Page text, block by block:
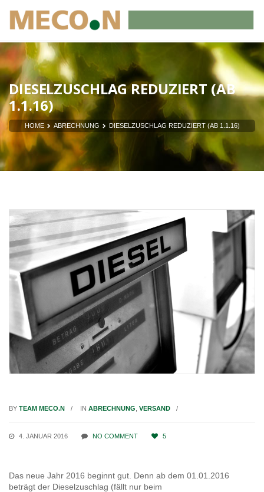
DIESELZUSCHLAG REDUZIERT (AB
1.1.16)
HOME ABRECHNUNG DIESELZUSCHLAG REDUZIERT (AB 1.1.16)
BY TEAM MECO.N IN ABRECHNUNG VERSAND
4. JANUAR 2016 NO COMMENT 5
Das neue Jahr 2016 beginnt gut. Denn ab dem 01.01.2016
beträgt der Dieselzuschlag (fällt nur beim